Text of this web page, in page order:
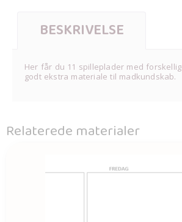
BESKRIVELSE
Her får du 11 spilleplader med
godt ekstra materiale til madkundskab.
Relaterede materialer